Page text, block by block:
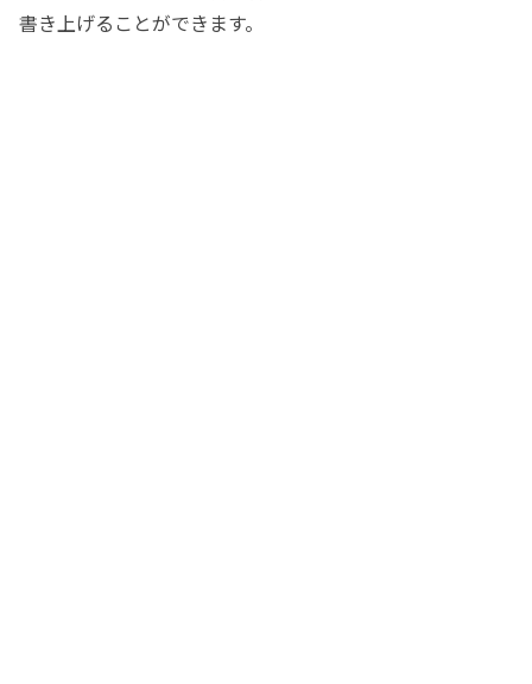
書き上げることができます。